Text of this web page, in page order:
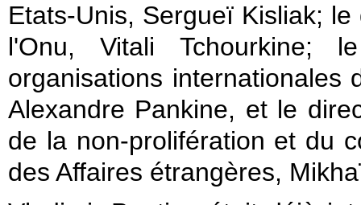
Etats-Unis, Sergueï Kisliak;
l'Onu, Vitali Tchourkine;
organisations internationales
Alexandre Pankine, et le
de la non-prolifération et du
des Affaires étrangères,